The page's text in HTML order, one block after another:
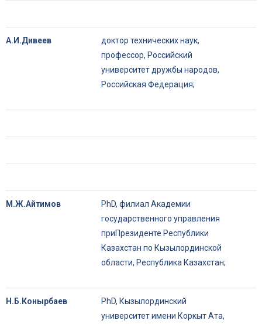
А.И.Дивеев
доктор технических наук,
профессор, Российский
университет дружбы народов,
Российская Федерация;
М.Ж.Айтимов
PhD, филиал Академии
государственного управления
приПрезиденте Республики
Казахстан по Кызылординской
области, Республика Казахстан;
Н.Б.Конырбаев
PhD, Кызылординский
университет имени Коркыт Ата,